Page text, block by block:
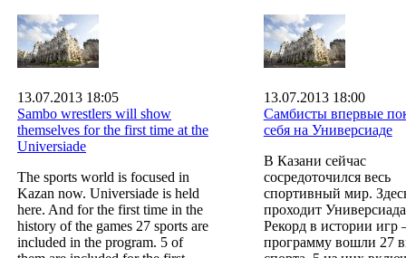
13.07.2013 18:05
Sambo wrestlers will show
themselves for the first time at the
Universiade
The sports world is focused in
Kazan now. Universiade is held
here. And for the first time in the
history of the games 27 sports are
included in the program. 5 of
13.07.2013 18:00
Самбисты впервые
себя на Универсиаде
В Казани сейчас
сосредоточился весь
спортивный мир.
проходит
Рекорд в истории игр
программу вошли 27